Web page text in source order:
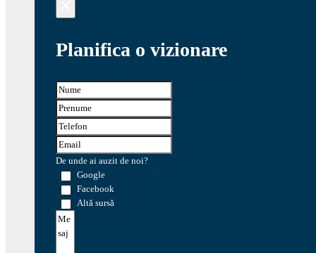
Planifica o vizionare
De unde ai auzit de noi?
Google
Facebook
Altă sursă